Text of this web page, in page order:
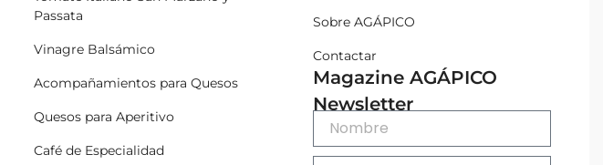
Passata
Vinagre Balsámico
Acompañamientos para Quesos
Quesos para Aperitivo
Café de Especialidad
Sobre AGÁPICO
Contactar
Magazine AGÁPICO
Newsletter